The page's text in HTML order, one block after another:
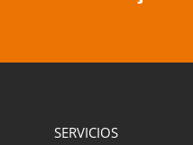
SERVICIOS